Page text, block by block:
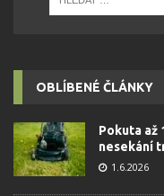
OBLÍBENÉ ČLÁNKY
Pokuta až
nesekání
1.6.2026